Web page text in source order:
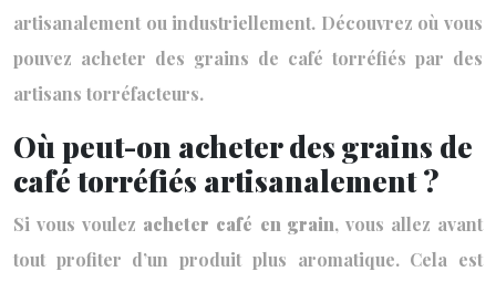
artisanalement ou industriellement. Découvrez où vous
pouvez acheter des grains de café torréfiés par des
artisans torréfacteurs.
Où peut-on acheter des grains de
café torréfiés artisanalement ?
Si vous voulez acheter café en grain, vous allez avant
tout profiter d’un produit plus aromatique. Cela est